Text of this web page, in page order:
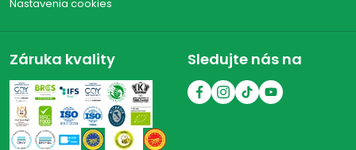
Nastavenia cookies
Záruka kvality Sledujte nás na